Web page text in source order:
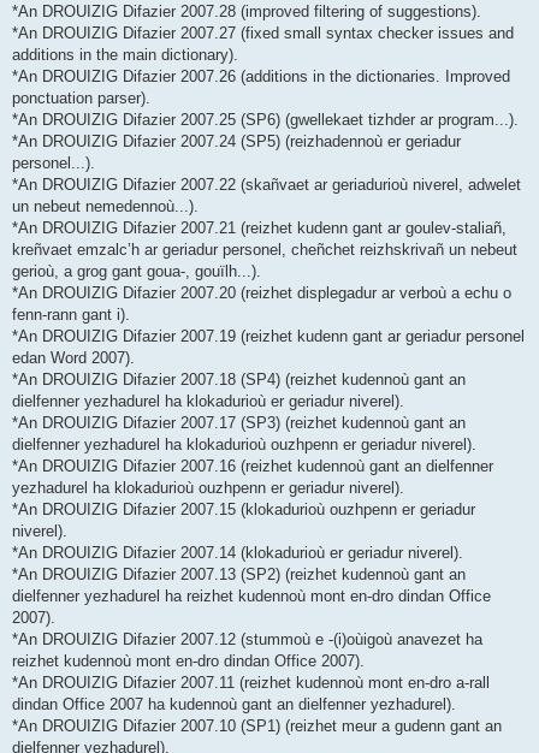
*An DROUIZIG Difazier 2007.28 (improved filtering of suggestions).
*An DROUIZIG Difazier 2007.27 (fixed small syntax checker issues and
additions in the main dictionary).
*An DROUIZIG Difazier 2007.26 (additions in the dictionaries. Improved
ponctuation parser).
*An DROUIZIG Difazier 2007.25 (SP6) (gwellekaet tizhder ar program...).
*An DROUIZIG Difazier 2007.24 (SP5) (reizhadennoù er geriadur
personel...).
*An DROUIZIG Difazier 2007.22 (skañvaet ar geriadurioù niverel, adwelet
un nebeut nemedennoù...).
*An DROUIZIG Difazier 2007.21 (reizhet kudenn gant ar goulev-staliañ,
kreñvaet emzalc’h ar geriadur personel, cheñchet reizhskrivañ un nebeut
gerioù, a grog gant goua-, gouïlh...).
*An DROUIZIG Difazier 2007.20 (reizhet displegadur ar verboù a echu o
fenn-rann gant i).
*An DROUIZIG Difazier 2007.19 (reizhet kudenn gant ar geriadur personel
edan Word 2007).
*An DROUIZIG Difazier 2007.18 (SP4) (reizhet kudennoù gant an
dielfenner yezhadurel ha klokadurioù er geriadur niverel).
*An DROUIZIG Difazier 2007.17 (SP3) (reizhet kudennoù gant an
dielfenner yezhadurel ha klokadurioù ouzhpenn er geriadur niverel).
*An DROUIZIG Difazier 2007.16 (reizhet kudennoù gant an dielfenner
yezhadurel ha klokadurioù ouzhpenn er geriadur niverel).
*An DROUIZIG Difazier 2007.15 (klokadurioù ouzhpenn er geriadur
niverel).
*An DROUIZIG Difazier 2007.14 (klokadurioù er geriadur niverel).
*An DROUIZIG Difazier 2007.13 (SP2) (reizhet kudennoù gant an
dielfenner yezhadurel ha reizhet kudennoù mont en-dro dindan Office
2007).
*An DROUIZIG Difazier 2007.12 (stummoù e -(i)oùigoù anavezet ha
reizhet kudennoù mont en-dro dindan Office 2007).
*An DROUIZIG Difazier 2007.11 (reizhet kudennoù mont en-dro a-rall
dindan Office 2007 ha kudennoù gant an dielfenner yezhadurel).
*An DROUIZIG Difazier 2007.10 (SP1) (reizhet meur a gudenn gant an
dielfenner yezhadurel).